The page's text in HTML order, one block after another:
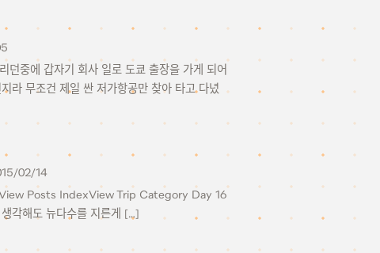
던중에 갑자기 회사 일로 도쿄 출장을 가게 되어
라 무조건 제일 싼 저가항공만 찾아 타고 다녔
02/14
Posts IndexView Trip Category Day 16
각해도 뉴다수를 지른게 […]